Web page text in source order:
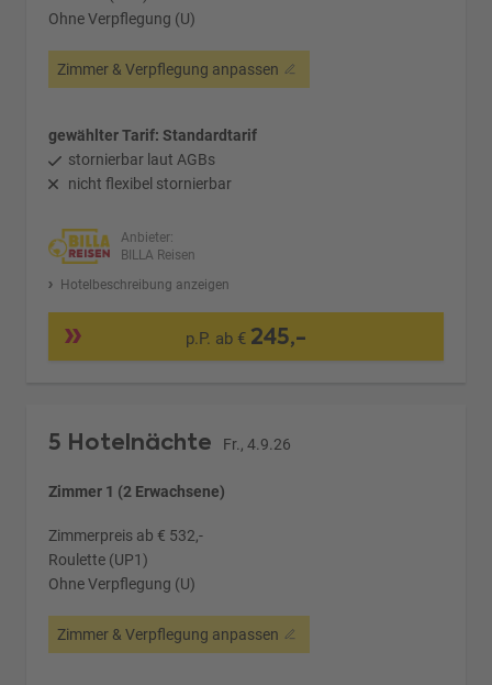
Ohne Verpflegung (U)
Zimmer & Verpflegung anpassen
gewählter Tarif: Standardtarif
stornierbar laut AGBs
nicht flexibel stornierbar
Anbieter:
BILLA Reisen
Hotelbeschreibung anzeigen
p.P. ab € 245,-
5 Hotelnächte Fr., 4.9.26
Zimmer 1 (2 Erwachsene)
Zimmerpreis ab € 532,-
Roulette (UP1)
Ohne Verpflegung (U)
Zimmer & Verpflegung anpassen